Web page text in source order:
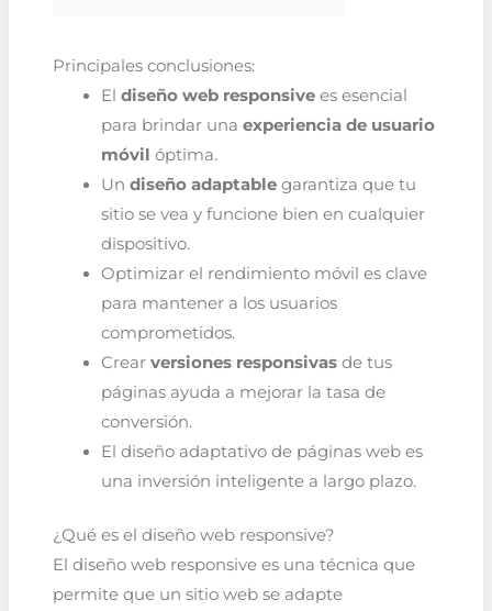
Principales conclusiones:
El diseño web responsivees esencial
para brindar una experiencia de usuario
móvil óptima.
Un diseño adaptablegarantiza que tu
sitio se vea y funcione bien en cualquier
dispositivo.
Optimizar el rendimiento móvil es clave
para mantener a los usuarios
comprometidos.
Crear versiones responsivasde tus
páginas ayuda a mejorar la tasa de
conversión.
El diseño adaptativo de páginas web es
una inversión inteligente a largo plazo.
¿Qué es el diseño web responsive?
El diseño web responsive es una técnica que
permite que un sitio web se adapte